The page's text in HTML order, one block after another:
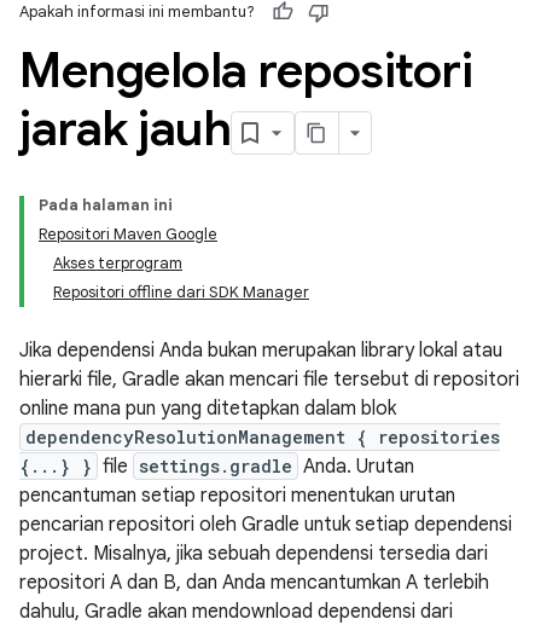
Apakah informasi ini membantu?
Mengelola repositori
jarak jauh
Pada halaman ini
Repositori Maven Google
Akses terprogram
Repositori offline dari SDK Manager
Jika dependensi Anda bukan merupakan library lokal atau
hierarki file, Gradle akan mencari file tersebut di repositori
online mana pun yang ditetapkan dalam blok
dependencyResolutionManagement { repositories
{...} } file settings.gradle Anda. Urutan
pencantuman setiap repositori menentukan urutan
pencarian repositori oleh Gradle untuk setiap dependensi
project. Misalnya, jika sebuah dependensi tersedia dari
repositori A dan B, dan Anda mencantumkan A terlebih
dahulu, Gradle akan mendownload dependensi dari